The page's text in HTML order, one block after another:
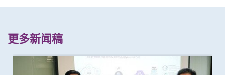
更多新闻稿